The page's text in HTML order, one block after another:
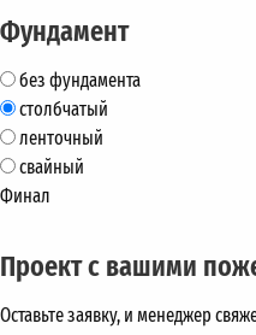
Фундамент
без фундамента
столбчатый
ленточный
свайный
Финал
Проект с вашими
Оставьте заявку, и менеджер